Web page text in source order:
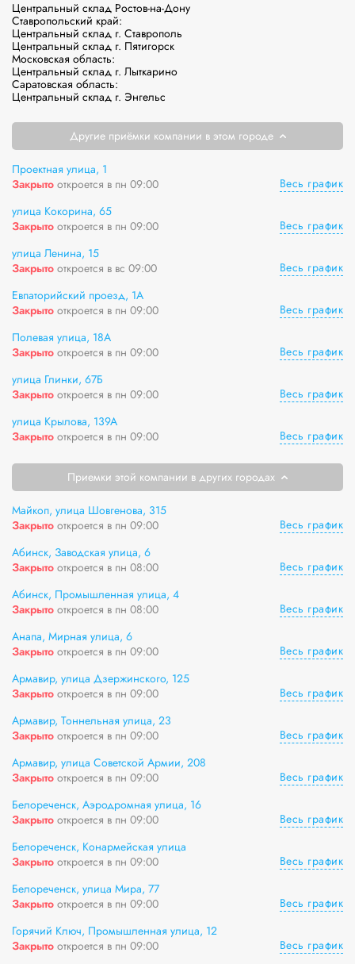
Центральный склад Ростов-на-Дону
Ставропольский край:
Центральный склад г. Ставрополь
Центральный склад г. Пятигорск
Московская область:
Центральный склад г. Лыткарино
Саратовская область:
Центральный склад г. Энгельс
Другие приёмки компании в этом городе
Проектная улица, 1
Закрыто откроется в пн 09:00
Весь график
улица Кокорина, 65
Закрыто откроется в пн 09:00
Весь график
улица Ленина, 15
Закрыто откроется в вс 09:00
Весь график
Евпаторийский проезд, 1А
Закрыто откроется в пн 09:00
Весь график
Полевая улица, 18А
Закрыто откроется в пн 09:00
Весь график
улица Глинки, 67Б
Закрыто откроется в пн 09:00
Весь график
улица Крылова, 139А
Закрыто откроется в пн 09:00 Весь график
Приемки этой компании в других городах
Майкоп, улица Шовгенова, 315
Закрыто откроется в пн 09:00
Весь график
Абинск, Заводская улица, 6
Закрыто откроется в пн 08:00
Весь график
Абинск, Промышленная улица, 4
Закрыто откроется в пн 08:00
Весь график
Анапа, Мирная улица, 6
Закрыто откроется в пн 09:00
Весь график
Армавир, улица Дзержинского, 125
Закрыто откроется в пн 09:00
Весь график
Армавир, Тоннельная улица, 23
Закрыто откроется в пн 09:00
Весь график
Армавир, улица Советской Армии, 208
Закрыто откроется в пн 09:00
Весь график
Белореченск, Аэродромная улица, 16
Закрыто откроется в пн 09:00
Весь график
Белореченск, Конармейская улица
Закрыто откроется в пн 09:00
Весь график
Белореченск, улица Мира, 77
Закрыто откроется в пн 09:00
Весь график
Горячий Ключ, Промышленная улица, 12
Закрыто откроется в пн 09:00
Весь график